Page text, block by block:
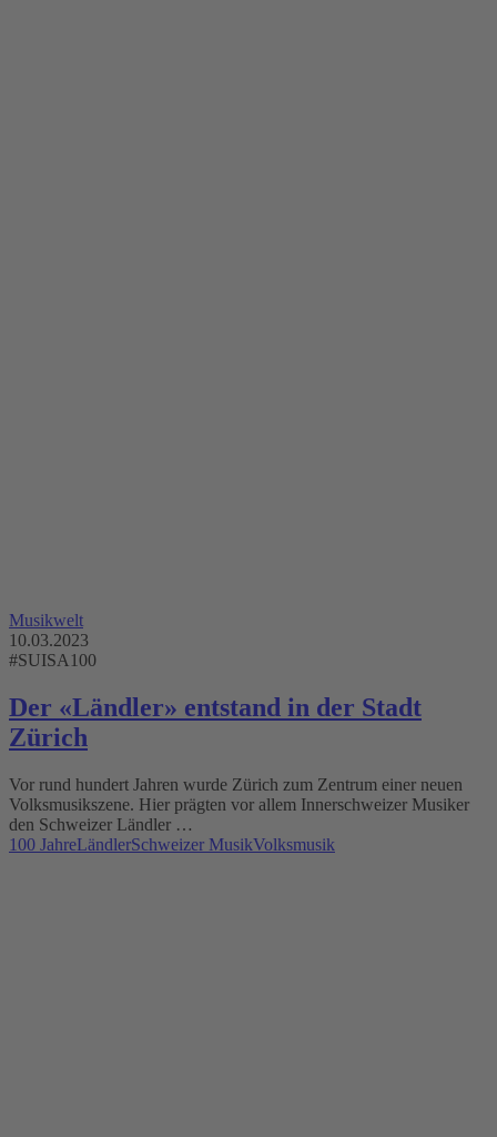
Musikwelt
10.03.2023
#SUISA100
Der «Ländler» entstand in der Stadt
Zürich
Vor rund hundert Jahren wurde Zürich zum Zentrum einer neuen
Volksmusikszene. Hier prägten vor allem Innerschweizer Musiker
den Schweizer Ländler …
100 JahreLändlerSchweizer MusikVolksmusik